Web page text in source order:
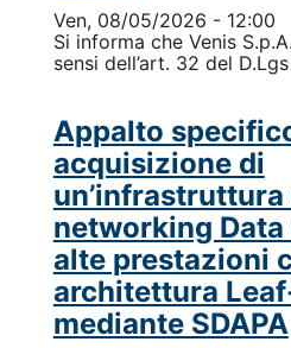
Ven, 08/05/2026 - 12:00
Si informa che Venis
sensi dell’art. 32 del
Appalto
acquisizione di
un’infrastruttura
networking Data
alte prestazioni
architettura
mediante SDAPA